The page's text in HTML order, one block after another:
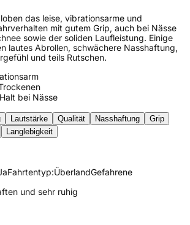
das leise, vibrationsarme und
mit gutem Grip, auch bei Nässe
sowie der soliden Laufleistung. Einige
lautes Abrollen, schwächere Nasshaftung,
und teils Rutschen.
bei Nässe
Lautstärke Qualität Nasshaftung
Grip
Langlebigkeit
Fahrtentyp:ÜberlandGefahrene
und sehr ruhig